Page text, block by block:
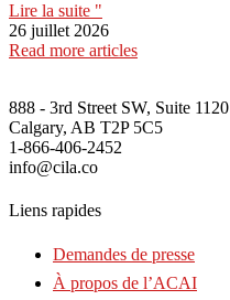
Lire la suite "
26 juillet 2026
Read more articles
888 - 3rd Street SW, Suite 1120
Calgary, AB T2P 5C5
1-866-406-2452
info@cila.co
Liens rapides
Demandes de presse
À propos de l’ACAI